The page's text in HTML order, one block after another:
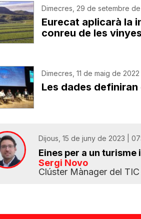
Dimecres, 29 de setembre de
Eurecat aplicarà la
conreu de les vinyes
Dimecres, 11 de maig de
Les dades
Dijous, 15 de juny de 2023 |
Eines per a un turisme
Sergi Novo
Clúster Mànager del TIC